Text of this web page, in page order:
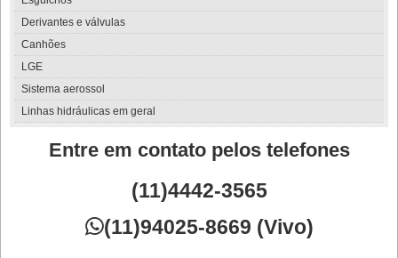
Derivantes e válvulas
Canhões
LGE
Sistema aerossol
Linhas hidráulicas em geral
Entre em contato pelos telefones
(11)4442-3565
(11)94025-8669 (Vivo)